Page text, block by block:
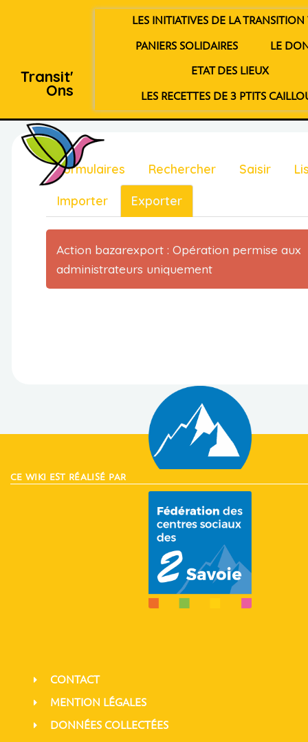
Transit'
Ons
LES INITIATIVES DE LA TRANSITION
PANIERS SOLIDAIRES LE
ETAT DES LIEUX
LES RECETTES DE 3 PTITS
Formulaires Rechercher Saisir
Importer Exporter
Action bazarexport : Opération permise aux
administrateurs uniquement
CE WIKI EST RÉALISÉ PAR
CONTACT
MENTION LÉGALES
DONNÉES COLLECTÉES